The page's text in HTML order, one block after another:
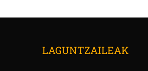
LAGUNTZAILEAK